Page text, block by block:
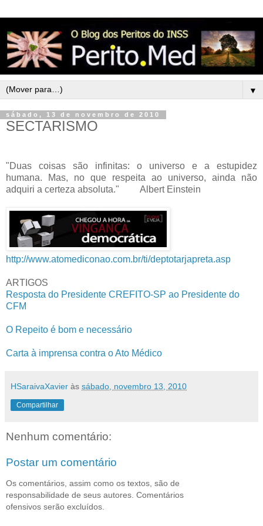
▼
sábado, 13 de novembro de 2010
SECTARISMO
"Duas coisas são infinitas: o universo e a estupidez
humana. Mas, no que respeita ao universo, ainda não
adquiri a certeza absoluta." Albert Einstein
http://www.atomediconao.com.br/ti/deptotarjapreta.asp
ARTIGOS
Resposta do Presidente CREFITO-SP ao Presidente do
CFM
O Repeito é bom e necessário
Carta à imprensa contra o Ato Médico
HSaraivaXavier às sábado, novembro 13, 2010
Compartilhar
Nenhum comentário:
Postar um comentário
Os comentários, assim como os textos, são de
responsabilidade de seus autores. Comentários
ofensivos serão excluídos.